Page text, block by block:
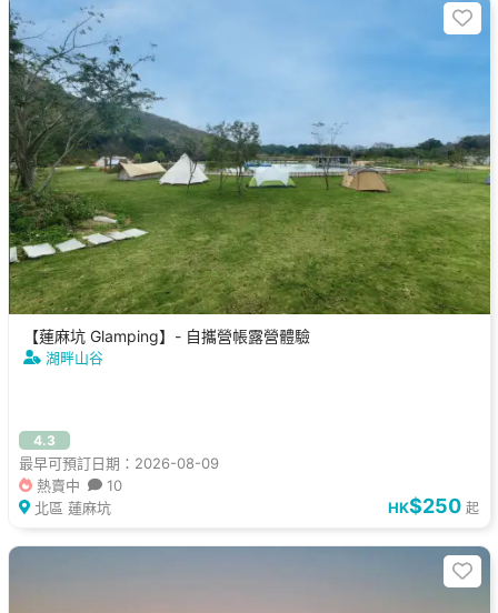
【蓮麻坑 Glamping】- 自攜營帳露營體驗
湖畔山谷
4.3
最早可預訂日期：2026-08-09
熱賣中
10
北區 蓮麻坑
HK$250 起